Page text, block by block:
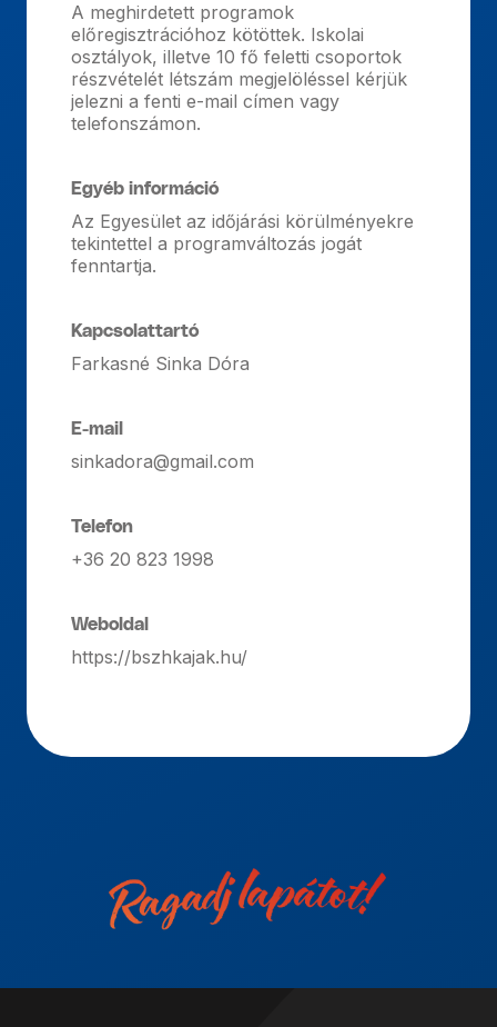
A meghirdetett programok
előregisztrációhoz kötöttek. Iskolai
osztályok, illetve 10 fő feletti csoportok
részvételét létszám megjelöléssel kérjük
jelezni a fenti e-mail címen vagy
telefonszámon.
Egyéb információ
Az Egyesület az időjárási körülményekre
tekintettel a programváltozás jogát
fenntartja.
Kapcsolattartó
Farkasné Sinka Dóra
E-mail
sinkadora@gmail.com
Telefon
+36 20 823 1998
Weboldal
https://bszhkajak.hu/